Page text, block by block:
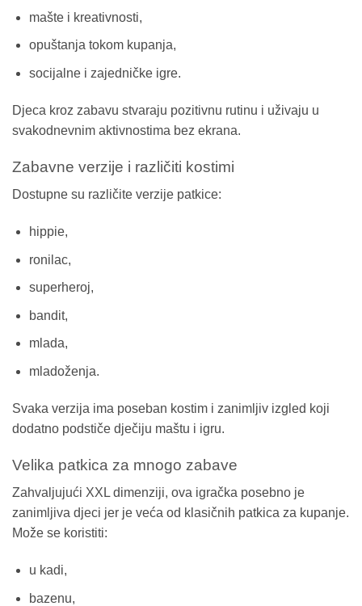
mašte i kreativnosti,
opuštanja tokom kupanja,
socijalne i zajedničke igre.
Djeca kroz zabavu stvaraju pozitivnu rutinu i uživaju u
svakodnevnim aktivnostima bez ekrana.
Zabavne verzije i različiti kostimi
Dostupne su različite verzije patkice:
hippie,
ronilac,
superheroj,
bandit,
mlada,
mladoženja.
Svaka verzija ima poseban kostim i zanimljiv izgled koji
dodatno podstiče dječiju maštu i igru.
Velika patkica za mnogo zabave
Zahvaljujući XXL dimenziji, ova igračka posebno je
zanimljiva djeci jer je veća od klasičnih patkica za kupanje.
Može se koristiti:
u kadi,
bazenu,